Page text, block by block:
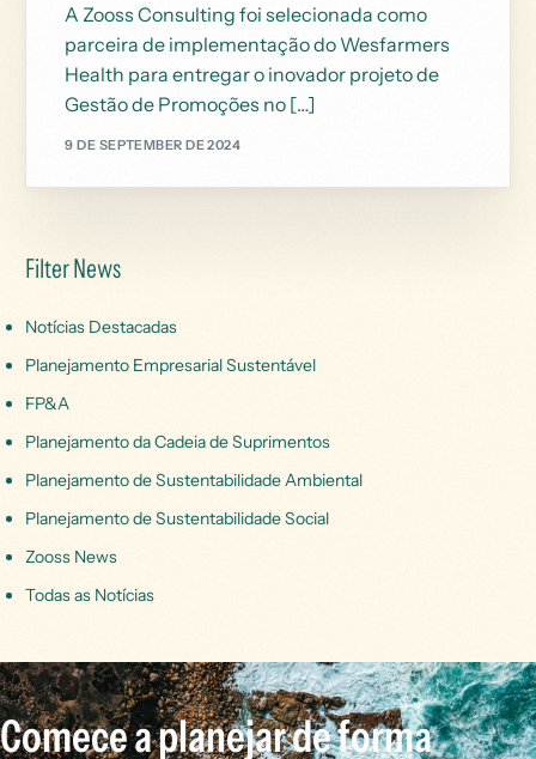
A Zooss Consulting foi selecionada como
parceira de implementação do Wesfarmers
Health para entregar o inovador projeto de
Gestão de Promoções no […]
9 DE SEPTEMBER DE 2024
Filter News
Notícias Destacadas
Planejamento Empresarial Sustentável
FP&A
Planejamento da Cadeia de Suprimentos
Planejamento de Sustentabilidade Ambiental
Planejamento de Sustentabilidade Social
Zooss News
Todas as Notícias
Comece a planejar de forma